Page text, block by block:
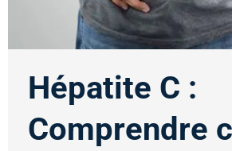
Hépatite C :
Comprendre